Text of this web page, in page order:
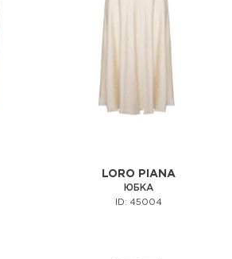
LORO PIANA
ЮБКА
ID: 45004